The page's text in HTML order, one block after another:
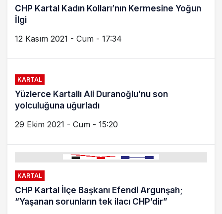
CHP Kartal Kadın Kolları’nın Kermesine Yoğun
İlgi
12 Kasım 2021 - Cum - 17:34
KARTAL
Yüzlerce Kartallı Ali Duranoğlu’nu son
yolculuğuna uğurladı
29 Ekim 2021 - Cum - 15:20
KARTAL
CHP Kartal İlçe Başkanı Efendi Argunşah;
“Yaşanan sorunların tek ilacı CHP’dir”